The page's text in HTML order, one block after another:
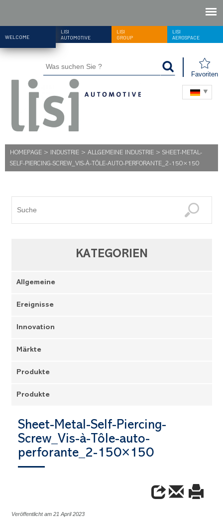
WELCOME
LISI
AUTOMOTIVE
LISI
GROUP
LISI
AEROSPACE
Favoriten
HOMEPAGE > INDUSTRIE > ALLGEMEINE INDUSTRIE > SHEET-METAL-
SELF-PIERCING-SCREW_VIS-À-TÔLE-AUTO-PERFORANTE_2-150×150
KATEGORIEN
Allgemeine
Ereignisse
Innovation
Märkte
Produkte
Produkte
Sheet-Metal-Self-Piercing-
Screw_Vis-à-Tôle-auto-
perforante_2-150×150
Veröffentlicht am 21 April 2023